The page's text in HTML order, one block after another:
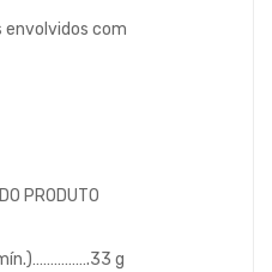
envolvidos com
PRODUTO
g